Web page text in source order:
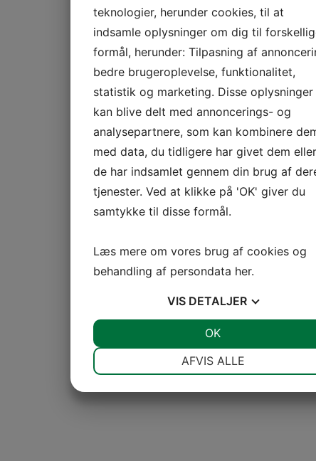
teknologier, herunder cookies, til at
indsamle oplysninger om dig til
formål, herunder: Tilpasning af
bedre brugeroplevelse, funktionalitet,
statistik og marketing. Disse oplysninger
kan blive delt med annoncerings- og
analysepartnere, som kan kombinere
med data, du tidligere har givet dem eller
de har indsamlet gennem din brug af
tjenester. Ved at klikke på 'OK' giver du
samtykke til disse formål.
Læs mere om vores brug af cookies og
behandling af persondata her.
VIS DETALJER
AFVIS ALLE
OK